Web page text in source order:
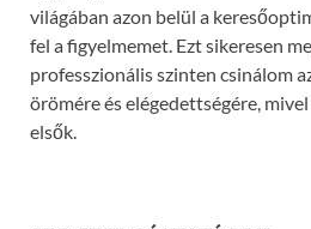
világában azon belül a
fel a figyelmemet. Ezt sikeresen
professzionális szinten csinálom
örömére és elégedettségére,
elsők.